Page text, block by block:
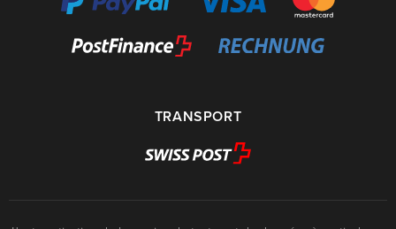
TRANSPORT